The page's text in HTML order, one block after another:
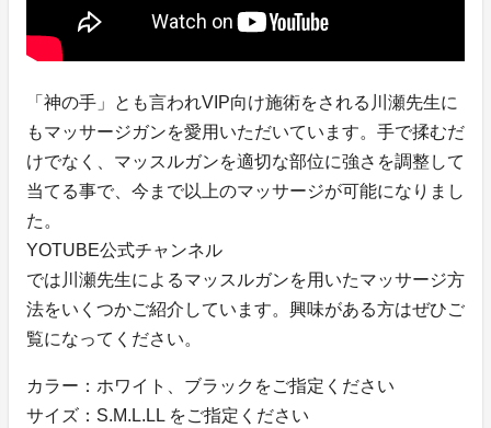
「神の手」とも言われVIP向け施術をされる川瀬先生に
もマッサージガンを愛用いただいています。手で揉むだ
けでなく、マッスルガンを適切な部位に強さを調整して
当てる事で、今まで以上のマッサージが可能になりまし
た。
YOTUBE公式チャンネル
では川瀬先生によるマッスルガンを用いたマッサージ方
法をいくつかご紹介しています。興味がある方はぜひご
覧になってください。
カラー：ホワイト、ブラックをご指定ください
サイズ：S.M.L.LL をご指定ください